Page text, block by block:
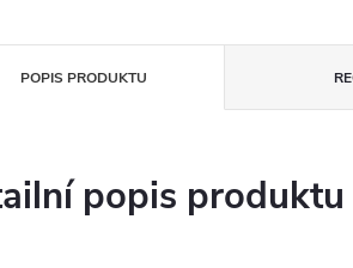
POPIS PRODUKTU
popis produktu